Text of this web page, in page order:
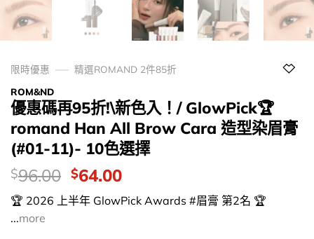
限時優惠
精選ROMAND 2件85折
ROM&ND
優惠碼再95折!\新色入！/ GlowPick🏆
romand Han All Brow Cara 造型染眉膏
(#01-11)- 10色選擇
價
錢：
$96.00 Original
price
was:
$64.00Current
price
is:
🏆 2026 上半年 GlowPick Awards #眉膏 第2名 🏆
...more